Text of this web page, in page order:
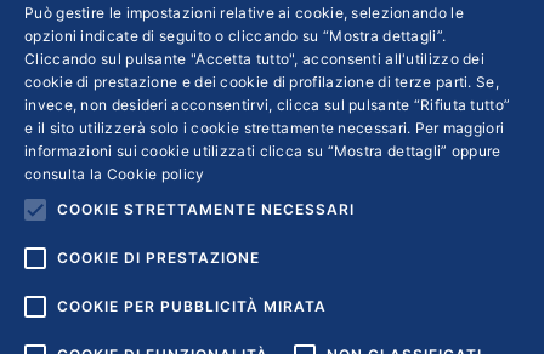
Confindustria DiREBECCA BIFFIGNANDI
3 Aprile 2019
PGE Confindustria: inaugurato a Monte Urano
il modulo scolastico donato dalla Rosss Spa
← 1 2
Può gestire le impostazioni relative ai cookie, selezionando le
opzioni indicate di seguito o cliccando su “Mostra dettagli”.
Cliccando sul pulsante "Accetta tutto", acconsenti all'utilizzo dei
cookie di prestazione e dei cookie di profilazione di terze parti. Se,
invece, non desideri acconsentirvi, clicca sul pulsante “Rifiuta tutto”
e il sito utilizzerà solo i cookie strettamente necessari. Per maggiori
informazioni sui cookie utilizzati clicca su “Mostra dettagli” oppure
consulta la Cookie policy
COOKIE STRETTAMENTE NECESSARI
COOKIE DI PRESTAZIONE
COOKIE PER PUBBLICITÀ MIRATA